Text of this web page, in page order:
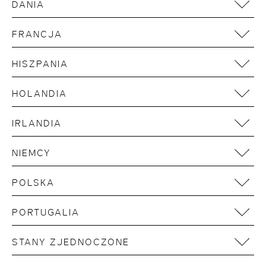
DANIA
FRANCJA
HISZPANIA
HOLANDIA
IRLANDIA
NIEMCY
Bonn
Bremen
Dresden
POLSKA
PORTUGALIA
STANY ZJEDNOCZONE